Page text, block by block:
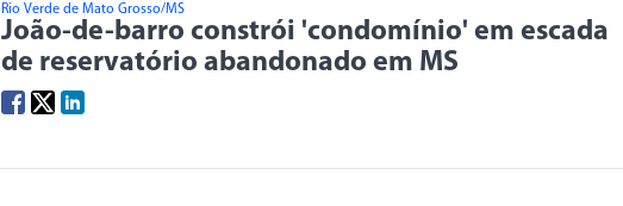
Rio Verde de Mato Grosso/MS
João-de-barro constrói 'condomínio' em escada
de reservatório abandonado em MS